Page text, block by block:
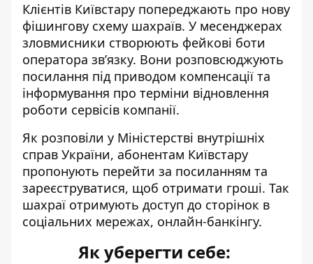
Клієнтів Київстару попереджають про нову
фішингову схему шахраїв. У месенджерах
зловмисники створюють фейкові боти
оператора зв’язку. Вони розповсюджують
посилання під приводом компенсації та
інформування про терміни відновлення
роботи сервісів компанії.
Як розповіли у Міністерстві внутрішніх
справ України, абонентам Київстару
пропонують перейти за посиланням та
зареєструватися, щоб отримати гроші. Так
шахраї отримують доступ до сторінок в
соціальних мережах, онлайн-банкінгу.
Як уберегти себе: